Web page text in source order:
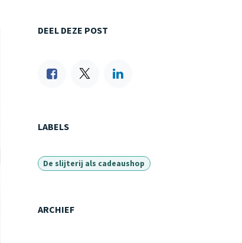
DEEL DEZE POST
LABELS
De slijterij als cadeaushop
ARCHIEF